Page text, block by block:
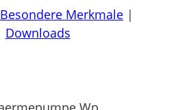
Besondere Merkmale |
Downloads